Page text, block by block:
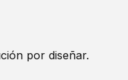
por diseñar.